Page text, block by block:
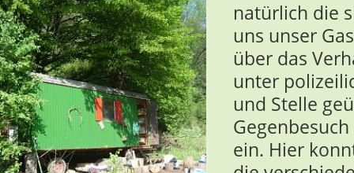
natürlich die
uns unser
über das
unter
und Stelle
ein. Hier